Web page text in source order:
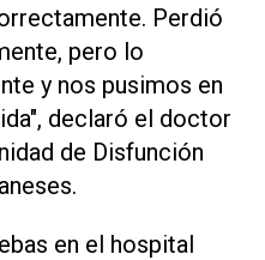
Perdió
pero lo
y nos pusimos en
declaró el doctor
de Disfunción
en el hospital